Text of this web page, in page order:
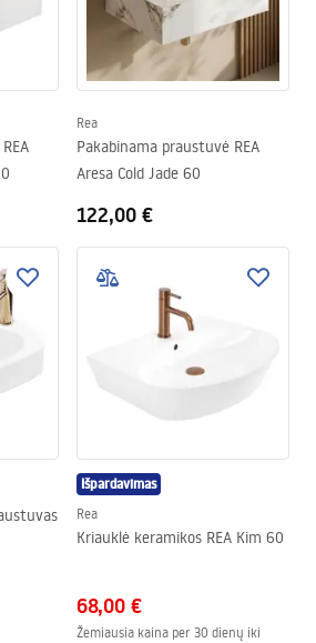
Rea
Pakabinama praustuvė REA
Aresa Cold Jade 60
122,00 €
Išpardavimas
Rea
Kriauklė keramikos REA Kim 60
68,00 €
Žemiausia kaina per 30 dienų iki